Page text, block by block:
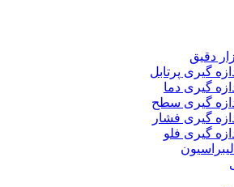
دقیق
گیری پرتابل
گیری دما
گیری سطح
گیری فشار
گیری فلو